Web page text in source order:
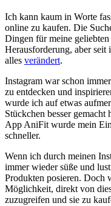
Ich kann kaum in Worte
online zu kaufen. Die⁤
Dingen für meine
Herausforderung, aber seit
alles ⁢ verändert.
Instagram war schon
zu entdecken und
wurde ich auf etwas
Stückchen besser
App AniFit wurde mein
schneller.
Wenn ich durch meinen
immer wieder süße und
Produkten posieren.⁤ Doch⁤
Möglichkeit, direkt von
zuzugreifen und sie zu